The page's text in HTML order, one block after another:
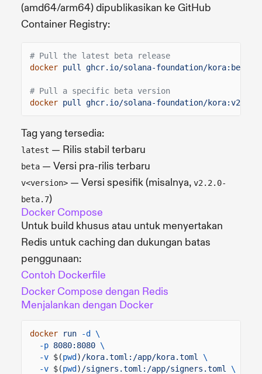
(amd64/arm64) dipublikasikan ke GitHub
Container Registry:
# Pull the latest beta release
docker pull ghcr.io/solana-foundation/kora:beta
# Pull a specific beta version
docker pull ghcr.io/solana-foundation/
Tag yang tersedia:
latest — Rilis stabil terbaru
beta — Versi pra-rilis terbaru
v<version> — Versi spesifik (misalnya, v2.2.0-
beta.7)
Docker Compose
Untuk build khusus atau untuk menyertakan
Redis untuk caching dan dukungan batas
penggunaan:
Contoh Dockerfile
Docker Compose dengan Redis
Menjalankan dengan Docker
docker run
-d \
-p 8080:8080 \
-v $(pwd ) /kora.toml:/app/kora.toml
\
-v $(pwd ) /signers.toml:/app/signers.toml
\